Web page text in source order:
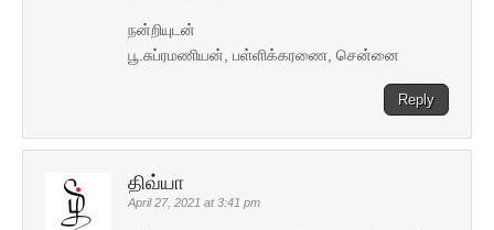
நன்றியுடன்
பூ.சுப்ரமணியன், பள்ளிக்கரணை, சென்னை
Reply
திவ்யா
April 27, 2021 at 3:41 pm